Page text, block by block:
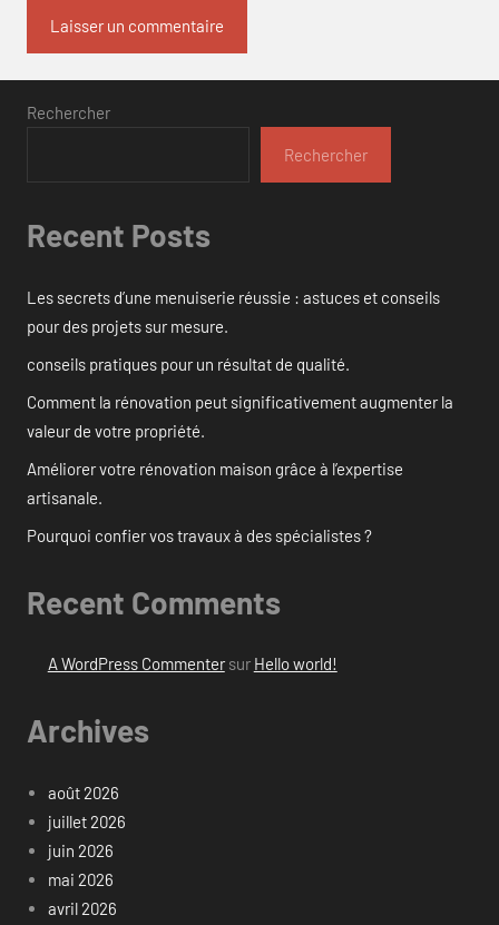
Rechercher
Rechercher
Recent Posts
Les secrets d’une menuiserie réussie : astuces et conseils
pour des projets sur mesure.
conseils pratiques pour un résultat de qualité.
Comment la rénovation peut significativement augmenter la
valeur de votre propriété.
Améliorer votre rénovation maison grâce à l’expertise
artisanale.
Pourquoi confier vos travaux à des spécialistes ?
Recent Comments
A WordPress Commentersur Hello world!
Archives
août 2026
juillet 2026
juin 2026
mai 2026
avril 2026